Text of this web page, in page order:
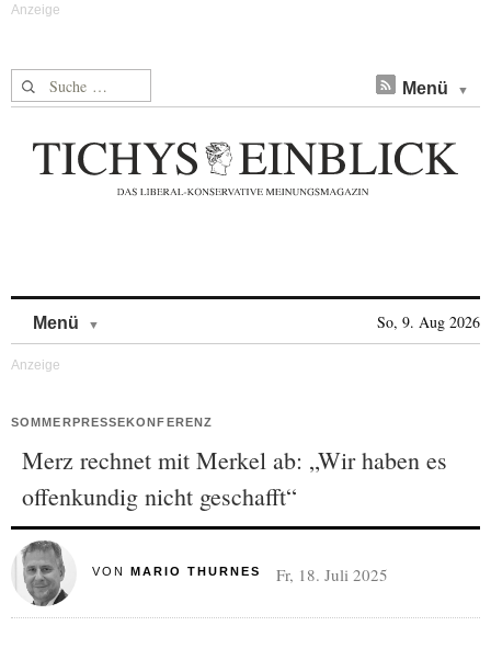
Suche nach: Menü
Menü So, 9. Aug 2026
SOMMERPRESSEKONFERENZ
Merz rechnet mit Merkel ab: „Wir haben es
offenkundig nicht geschafft“
VON MARIO THURNES Fr, 18. Juli 2025